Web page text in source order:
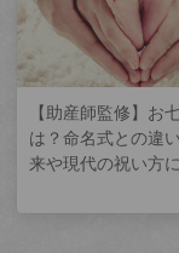
【助産師監修】お
は？命名式との違
来や現代の祝い方